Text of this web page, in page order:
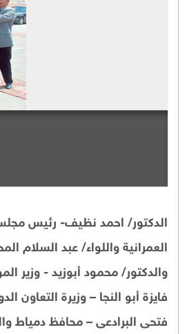
الدكتور/ احمد نظيف- رئيس مجلس
العمرانية واللواء/ عبد السلام
والدكتور/ محمود أبوزيد - وزير
فايزة أبو النجا – وزيرة التعاون
فتحى البرادعى – محافظ دمياط